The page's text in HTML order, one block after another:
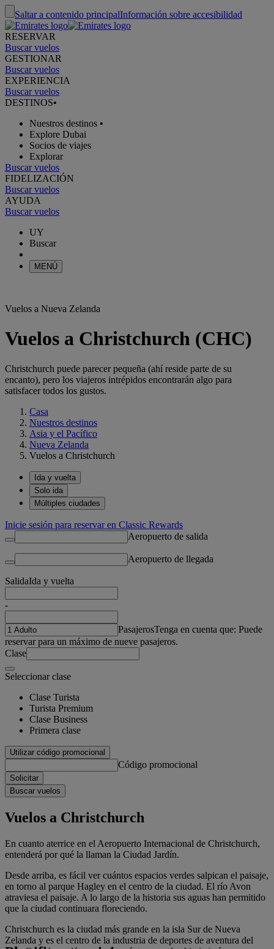
Saltar a contenido principalInformación sobre accesibilidad
RESERVAR
Buscar vuelos
GESTIONAR
Buscar vuelos
EXPERIENCIA
Buscar vuelos
DESTINOS•
Nuestros destinos •
Explore Dubai
Socios de viajes
Explorar
Buscar vuelos
FIDELIZACIÓN
Buscar vuelos
AYUDA
Buscar vuelos
UY
Buscar
MENÚ
Vuelos a Nueva Zelanda
Vuelos a Christchurch (CHC)
Christchurch puede parecer pequeña (ahí reside parte de su
encanto), pero los viajeros intrépidos encontrarán algo para
satisfacer todos los gustos.
Casa
Nuestros destinos
Asia y el Pacífico
Nueva Zelanda
Vuelos a Christchurch
Ida y vuelta
Solo ida
Múltiples ciudades
Inicie sesión para reservar en Classic Rewards
Aeropuerto de salida
Aeropuerto de llegada
SalidaIda y vuelta
-
PasajerosTenga en cuenta que: Puede
reservar para un máximo de nueve pasajeros.
Clase
Seleccionar clase
Clase Turista
Turista Premium
Clase Business
Primera clase
Utilizar código promocional
Código promocional
Solicitar
Buscar vuelos
Vuelos a Christchurch
En cuanto aterrice en el Aeropuerto Internacional de Christchurch,
entenderá por qué la llaman la Ciudad Jardín.
Desde arriba, es fácil ver cuántos espacios verdes salpican el paisaje,
en torno al parque Hagley en el centro de la ciudad. El río Avon
atraviesa el paisaje. A lo largo de la historia sus aguas han permitido
que la ciudad continuara floreciendo.
Christchurch es la ciudad más grande en la isla Sur de Nueva
Zelanda y es el centro de la industria de deportes de aventura del